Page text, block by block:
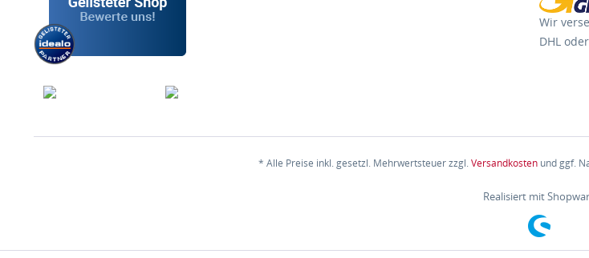
Wir
DHL
* Alle Preise inkl. gesetzl. Mehrwertsteuer zzgl.Versandkostenund ggf.
Realisiert mit